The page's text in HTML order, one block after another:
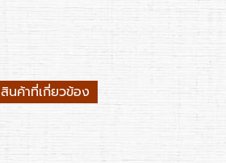
สินค้าที่เกี่ยวข้อง